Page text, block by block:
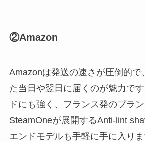
②Amazon
Amazonは発送の速さが圧倒的で
た当日や翌日に届くのが魅力で
ドにも強く、フランス発のブラ
SteamOneが展開するAnti-lint
エンドモデルも手軽に手に入りま